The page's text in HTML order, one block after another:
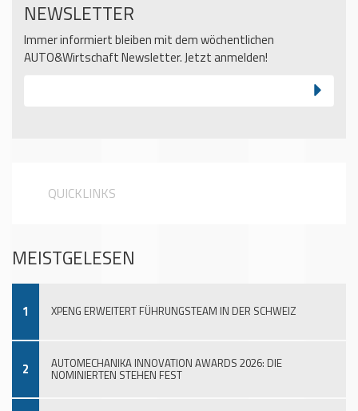
NEWSLETTER
Immer informiert bleiben mit dem wöchentlichen
AUTO&Wirtschaft Newsletter. Jetzt anmelden!
QUICKLINKS
MEISTGELESEN
1 XPENG ERWEITERT FÜHRUNGSTEAM IN DER SCHWEIZ
2 AUTOMECHANIKA INNOVATION AWARDS 2026: DIE
NOMINIERTEN STEHEN FEST